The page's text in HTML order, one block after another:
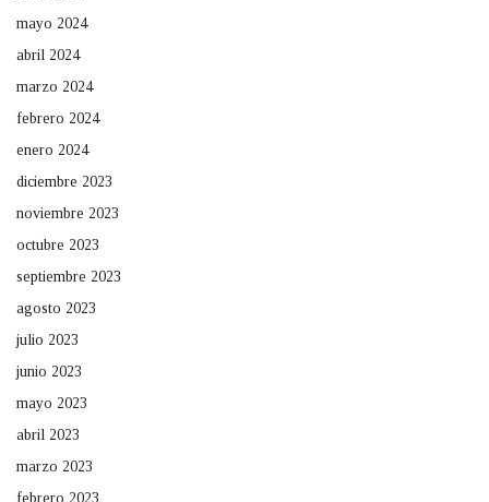
mayo 2024
abril 2024
marzo 2024
febrero 2024
enero 2024
diciembre 2023
noviembre 2023
octubre 2023
septiembre 2023
agosto 2023
julio 2023
junio 2023
mayo 2023
abril 2023
marzo 2023
febrero 2023